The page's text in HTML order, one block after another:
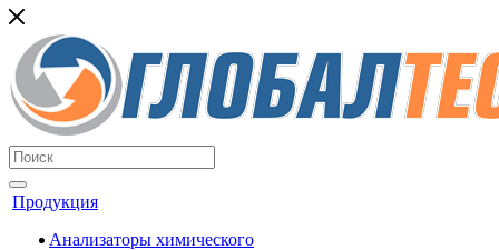
Продукция
Анализаторы химического